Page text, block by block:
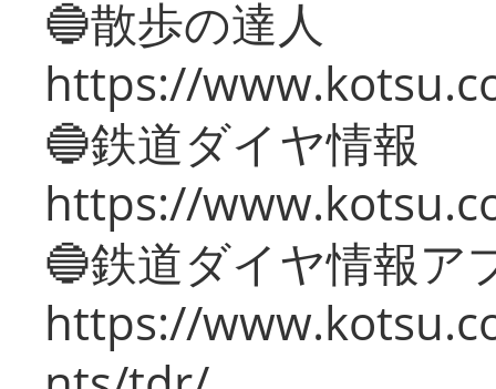
🔵散歩の達人
https://
🔵鉄道ダイヤ情報
https://
🔵鉄道ダイヤ情報ア
https://